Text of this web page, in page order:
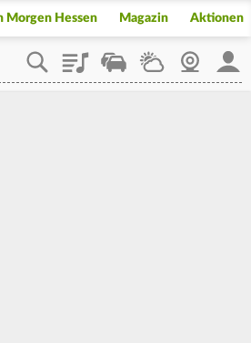
Morgen Hessen Magazin Aktionen
PlaylistStaupilotWetterWebcam